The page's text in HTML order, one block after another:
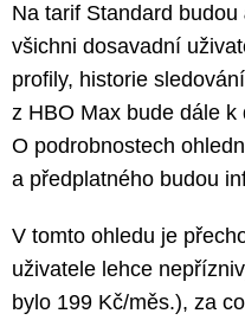
Na tarif Standard budou
všichni dosavadní
profily, historie
z HBO Max bude dále k
O podrobnostech
a předplatného budou
V tomto ohledu je
uživatele lehce
bylo 199 Kč/měs.), za